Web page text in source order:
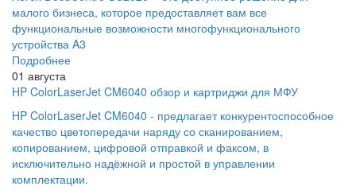
малого бизнеса, которое предоставляет вам все
функциональные возможности многофункционального
устройства A3
Подробнее
01 августа
HP ColorLaserJet CM6040 обзор и картриджи для МФУ
HP ColorLaserJet CM6040 - предлагает конкурентоспособное
качество цветопередачи наряду со сканированием,
копированием, цифровой отправкой и факсом, в
исключительно надёжной и простой в управлении
комплектации.